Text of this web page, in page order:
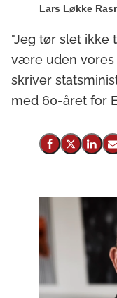
Lars Løkke
"Jeg tør slet ikke
være uden vores
skriver
med 60-året for
Del på Facebook
Del på X
Del på